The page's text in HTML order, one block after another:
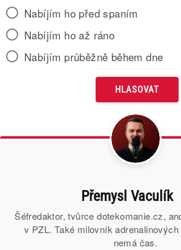
Nabíjím ho před spaním
Nabíjím ho až ráno
Nabíjím průběžně během dne
Přemysl Vaculík
Šéfredaktor, tvůrce dotekomanie.cz,
v PZL. Také milovník
nemá čas.